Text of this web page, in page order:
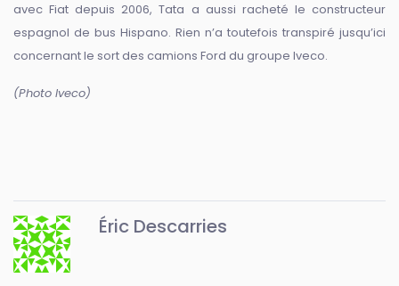
avec Fiat depuis 2006, Tata a aussi racheté le constructeur
espagnol de bus Hispano. Rien n’a toutefois transpiré jusqu’ici
concernant le sort des camions Ford du groupe Iveco.
(Photo Iveco)
Éric Descarries